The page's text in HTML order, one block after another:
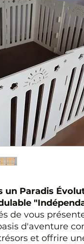
un Paradis
de vous
d'aventure
et offrire